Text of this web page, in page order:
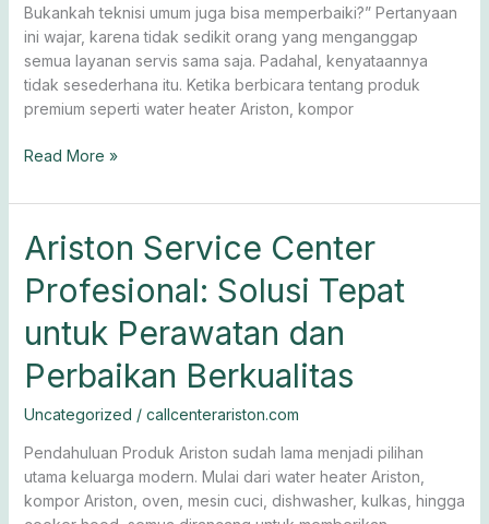
Bukankah teknisi umum juga bisa memperbaiki?” Pertanyaan
ini wajar, karena tidak sedikit orang yang menganggap
semua layanan servis sama saja. Padahal, kenyataannya
tidak sesederhana itu. Ketika berbicara tentang produk
premium seperti water heater Ariston, kompor
Read More »
Ariston Service Center
Profesional: Solusi Tepat
untuk Perawatan dan
Perbaikan Berkualitas
Uncategorized / callcenterariston.com
Pendahuluan Produk Ariston sudah lama menjadi pilihan
utama keluarga modern. Mulai dari water heater Ariston,
kompor Ariston, oven, mesin cuci, dishwasher, kulkas, hingga
Ariston
Service
Center
Solusi
untuk
Perawatan
Perbaikan
Berkualitas